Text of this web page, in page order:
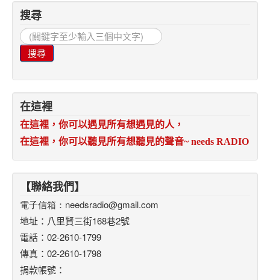
搜尋
搜
尋...
搜尋
在這裡
在這裡，你可以遇見所有想遇見的人，
在這裡，你可以聽見所有想聽見的聲音~ needs RADIO
【聯絡我們】
電子信箱： needsradio@gmail.com
地址：八里賢三街168巷2號
電話：02-2610-1799
傳真：02-2610-1798
捐款帳號：